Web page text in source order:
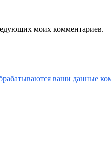
моих комментариев.
ваши данные